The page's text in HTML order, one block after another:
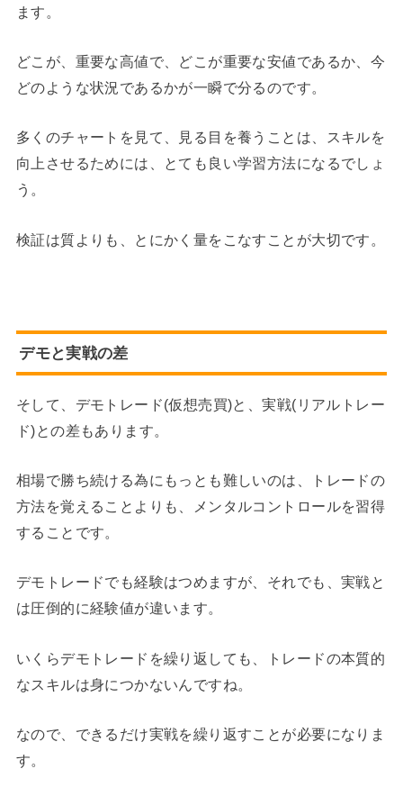
ます。
どこが、重要な高値で、どこが重要な安値であるか、今
どのような状況であるかが一瞬で分るのです。
多くのチャートを見て、見る目を養うことは、スキルを
向上させるためには、とても良い学習方法になるでしょ
う。
検証は質よりも、とにかく量をこなすことが大切です。
デモと実戦の差
そして、デモトレード(仮想売買)と、実戦(リアルトレー
ド)との差もあります。
相場で勝ち続ける為にもっとも難しいのは、トレードの
方法を覚えることよりも、メンタルコントロールを習得
することです。
デモトレードでも経験はつめますが、それでも、実戦と
は圧倒的に経験値が違います。
いくらデモトレードを繰り返しても、トレードの本質的
なスキルは身につかないんですね。
なので、できるだけ実戦を繰り返すことが必要になりま
す。